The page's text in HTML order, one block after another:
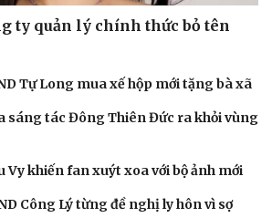
ty quản lý chính thức bỏ tên
Tự Long mua xế hộp mới tặng bà xã
sáng tác Đông Thiên Đức ra khỏi vùng
Vy khiến fan xuýt xoa với bộ ảnh mới
Công Lý từng đề nghị ly hôn vì sợ